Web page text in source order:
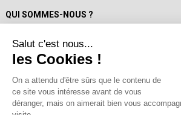
QUI SOMMES-NOUS ?
Mentions Légales
Politique de confidentialité
A propos de toutpourchanger.com
Fondateur et auteur / Yves Deloison
Les auteur.trices
Salut c'est nous...
les Cookies !
On a attendu d'être sûrs que le contenu de
ce site vous intéresse avant de vous
déranger, mais on aimerait bien vous